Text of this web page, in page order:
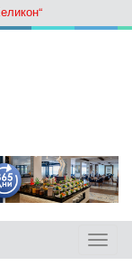
Toggle